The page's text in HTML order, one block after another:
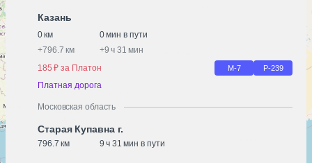
Казань
0 км
0 мин в пути
+796.7 км +9 ч 31 мин
185 ₽ за Платон
М-7 Р-239
Платная дорога
Московская область
Старая Купавна г.
796.7 км 9 ч 31 мин в пути